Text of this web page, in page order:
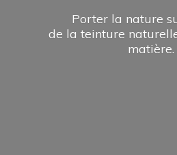
Porter la nature
de la teinture
matière.